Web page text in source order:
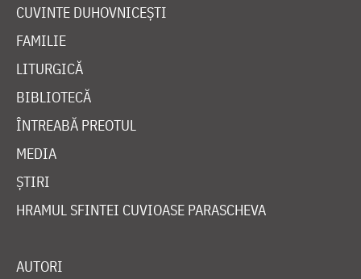
CUVINTE DUHOVNICEȘTI
FAMILIE
LITURGICĂ
BIBLIOTECĂ
ÎNTREABĂ PREOTUL
MEDIA
ȘTIRI
HRAMUL SFINTEI CUVIOASE PARASCHEVA
AUTORI